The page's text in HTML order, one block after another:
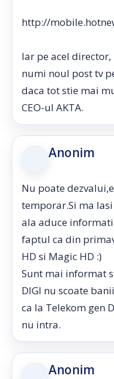
http://
Iar pe acel
numi noul post tv
daca tot stie mai
CEO-ul AKTA.
Anonim
Nu poate
temporar.Si ma
ala aduce
faptul ca din
HD si Magic HD :)
Sunt mai informat
DIGI nu scoate
ca la Telekom gen
nu intra.
Anonim